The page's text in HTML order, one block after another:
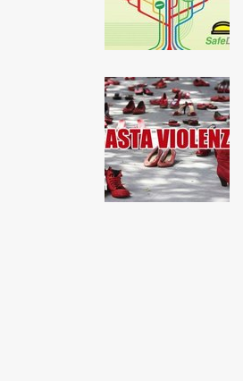
www.viveremilano.info
Fondato e diretto da Enzo De
EDB edizioni - Via Brivio angolo C.
Imbonati, 89 20159 Milano (Italia)
Informativa sulla privacy